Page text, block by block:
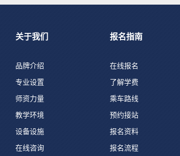
关于我们
品牌介绍
专业设置
师资力量
教学环境
设备设施
在线咨询
报名指南
在线报名
了解学费
乘车路线
预约接站
报名资料
报名流程